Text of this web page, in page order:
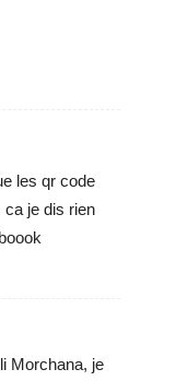
les qr code
ca je dis rien
Morchana, je